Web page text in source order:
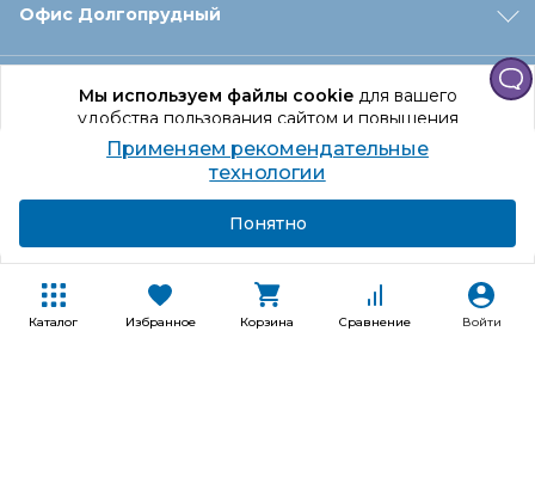
Каталог Избранное Корзина Сравнение Войти
Мы используем файлы cookieдля вашего
удобства пользования сайтом и повышения
качества рекомендаций.
Продолжая использование сайта, вы даете
согласие на обработку персональных данных
Офис Долгопрудный
Офис Санкт‑Петербург
Оформление заказа
Покупателям
Применяем рекомендательные
технологии
Понятно